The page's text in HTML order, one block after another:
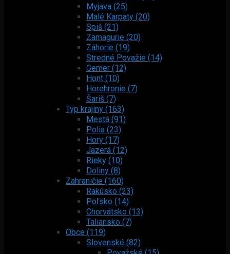
Myjava (25)
Malé Karpaty (20)
Spiš (21)
Zamagurie (20)
Záhorie (19)
Stredné Považie (14)
Gemer (12)
Hont (10)
Horehronie (7)
Šariš (7)
Typ krajiny (163)
Mestá (91)
Polia (23)
Hory (17)
Jazerá (12)
Rieky (10)
Doliny (8)
Zahraničie (160)
Rakúsko (23)
Poľsko (14)
Chorvátsko (13)
Taliansko (7)
Obce (119)
Slovenské (82)